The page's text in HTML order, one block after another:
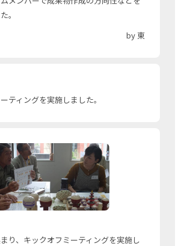
。
by 東
ティングを実施しました。
り、キックオフミーティングを実施し